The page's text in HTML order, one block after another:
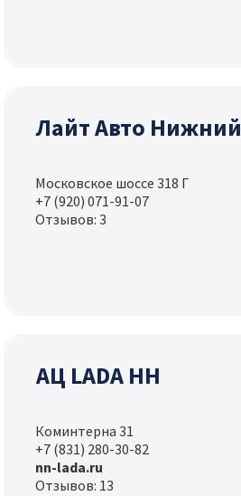
Лайт Авто Нижний
Московское шоссе 318 Г
+7 (920) 071-91-07
Отзывов: 3
АЦ LADA НН
Коминтерна 31
+7 (831) 280-30-82
nn-lada.ru
Отзывов: 13